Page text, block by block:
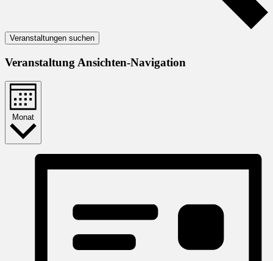
Veranstaltungen suchen
Veranstaltung Ansichten-Navigation
Monat